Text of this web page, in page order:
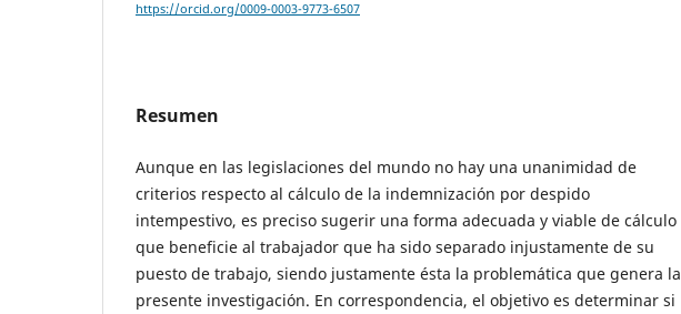
https://orcid.org/0009-0003-9773-6507
Resumen
Aunque en las legislaciones del mundo no hay una unanimidad de
criterios respecto al cálculo de la indemnización por despido
intempestivo, es preciso sugerir una forma adecuada y viable de cálculo
que beneficie al trabajador que ha sido separado injustamente de su
puesto de trabajo, siendo justamente ésta la problemática que genera la
presente investigación. En correspondencia, el objetivo es determinar si